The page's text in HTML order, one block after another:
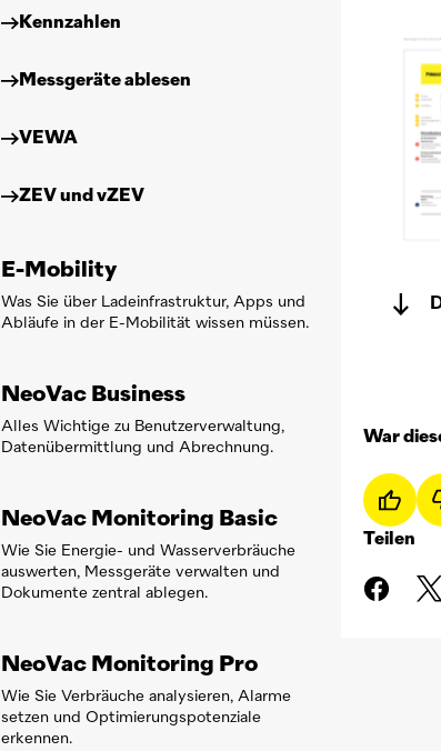
Kennzahlen
Messgeräte ablesen
VEWA
ZEV und vZEV
E-Mobility
Was Sie über Ladeinfrastruktur, Apps und
Abläufe in der E-Mobilität wissen müssen.
NeoVac Business
Alles Wichtige zu Benutzerverwaltung,
Datenübermittlung und Abrechnung.
NeoVac Monitoring Basic
Wie Sie Energie- und Wasserverbräuche
auswerten, Messgeräte verwalten und
Dokumente zentral ablegen.
NeoVac Monitoring Pro
Wie Sie Verbräuche analysieren, Alarme
setzen und Optimierungspotenziale
erkennen.
War
Teilen